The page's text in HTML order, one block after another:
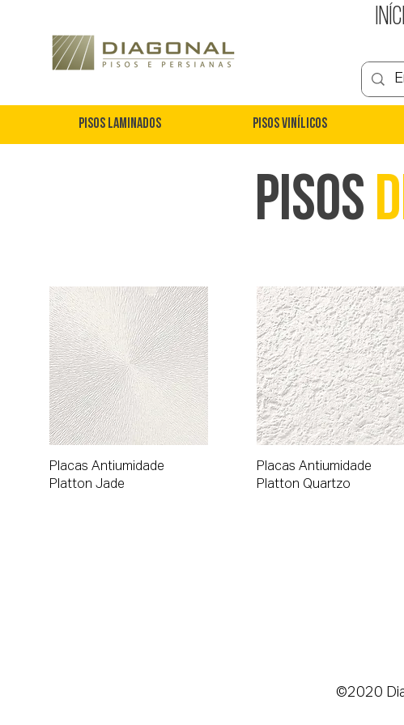
Pisos Laminados Pisos Vinílicos
Pisos
Visualização rápida
Placas Antiumidade
Platton Jade
Visualização rápida
Placas Antiumidade
Platton Quartzo
©2020